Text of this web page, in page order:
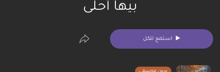
بيها أحلى
استمع للكل